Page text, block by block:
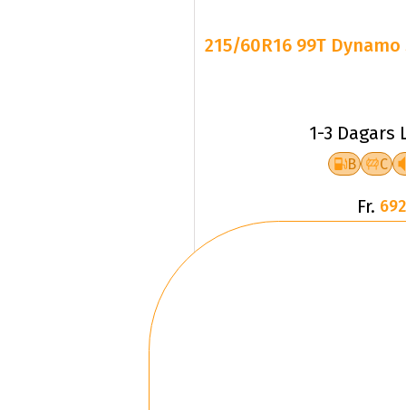
215/60R16 99T Dynamo
1-3 Dagars
B C
Fr.